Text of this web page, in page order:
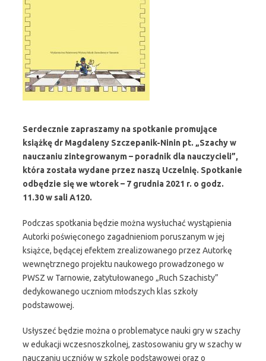
Serdecznie zapraszamy na spotkanie promujące
książkę dr Magdaleny Szczepanik-Ninin pt. „Szachy w
nauczaniu zintegrowanym – poradnik dla nauczycieli”,
która została wydane przez naszą Uczelnię. Spotkanie
odbędzie się we wtorek – 7 grudnia 2021 r. o godz.
11.30 w sali A120.
Podczas spotkania będzie można wysłuchać wystąpienia
Autorki poświęconego zagadnieniom poruszanym w jej
książce, będącej efektem zrealizowanego przez Autorkę
wewnętrznego projektu naukowego prowadzonego w
PWSZ w Tarnowie, zatytułowanego „Ruch Szachisty”
dedykowanego uczniom młodszych klas szkoły
podstawowej.
Usłyszeć będzie można o problematyce nauki gry w szachy
w edukacji wczesnoszkolnej, zastosowaniu gry w szachy w
nauczaniu uczniów w szkole podstawowej oraz o